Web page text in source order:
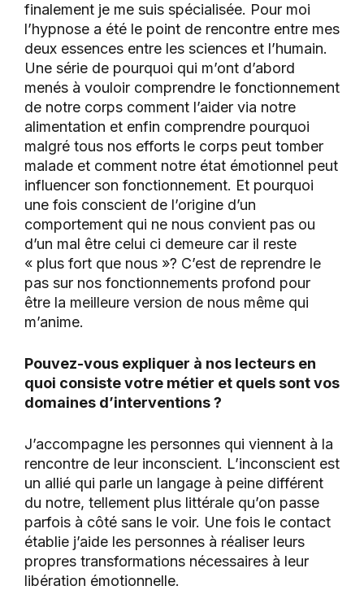
finalement je me suis spécialisée. Pour moi
l’hypnose a été le point de rencontre entre mes
deux essences entre les sciences et l’humain.
Une série de pourquoi qui m’ont d’abord
menés à vouloir comprendre le fonctionnement
de notre corps comment l’aider via notre
alimentation et enfin comprendre pourquoi
malgré tous nos efforts le corps peut tomber
malade et comment notre état émotionnel peut
influencer son fonctionnement. Et pourquoi
une fois conscient de l’origine d’un
comportement qui ne nous convient pas ou
d’un mal être celui ci demeure car il reste
« plus fort que nous »? C’est de reprendre le
pas sur nos fonctionnements profond pour
être la meilleure version de nous même qui
m’anime.
Pouvez-vous expliquer à nos lecteurs en
quoi consiste votre métier et quels sont vos
domaines d’interventions ?
J’accompagne les personnes qui viennent à la
rencontre de leur inconscient. L’inconscient est
un allié qui parle un langage à peine différent
du notre, tellement plus littérale qu’on passe
parfois à côté sans le voir. Une fois le contact
établie j’aide les personnes à réaliser leurs
propres transformations nécessaires à leur
libération émotionnelle.